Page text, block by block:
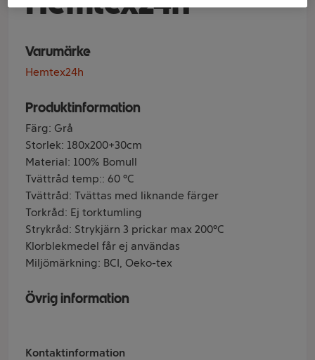
Varumärke
Hemtex24h
Produktinformation
Färg: Grå
Storlek: 180x200+30cm
Material: 100% Bomull
Tvättråd temp:: 60 °C
Tvättråd: Tvättas med liknande färger
Torkråd: Ej torktumling
Strykråd: Strykjärn 3 prickar max 200°C
Klorblekmedel får ej användas
Miljömärkning: BCI, Oeko-tex
Övrig information
Kontaktinformation